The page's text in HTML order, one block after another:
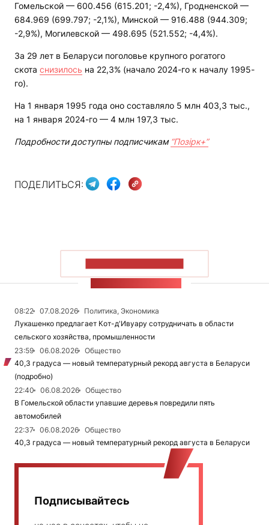
Гомельской — 600.456 (615.201; -2,4%), Гродненской —
684.969 (699.797; -2,1%), Минской — 916.488 (944.309;
-2,9%), Могилевской — 498.695 (521.552; -4,4%).
За 29 лет в Беларуси поголовье крупного рогатого
скота снизилось на 22,3% (начало 2024-го к началу 1995-
го).
На 1 января 1995 года оно составляло 5 млн 403,3 тыс.,
на 1 января 2024-го — 4 млн 197,3 тыс.
Подробности доступны подписчикам “Позірк+”
ПОДЕЛИТЬСЯ:
08:22 07.08.2026
Политика, Экономика
Лукашенко предлагает Кот-д'Ивуару сотрудничать в области
сельского хозяйства, промышленности
23:59
06.08.2026
Общество
40,3 градуса — новый температурный рекорд августа в Беларуси
(подробно)
22:40
06.08.2026
Общество
В Гомельской области упавшие деревья повредили пять
автомобилей
22:37
06.08.2026
Общество
40,3 градуса — новый температурный рекорд августа в Беларуси
Подписывайтесь